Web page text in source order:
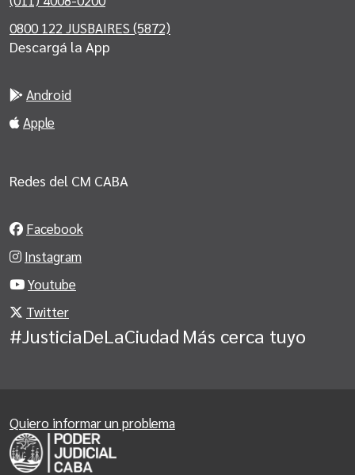
0800 122 JUSBAIRES (5872)
Descargá la App
Android
Apple
Redes del CM CABA
Facebook
Instagram
Youtube
Twitter
#JusticiaDeLaCiudad Más cerca tuyo
Quiero informar un problema